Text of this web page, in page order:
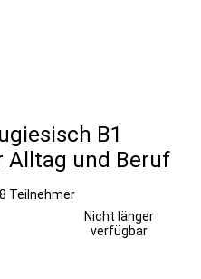
B1
Alltag und Beruf
Teilnehmer
Nicht länger
verfügbar